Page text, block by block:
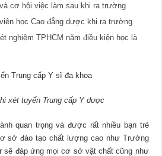
cơ hội việc làm sau khi ra trường
học Cao đẳng dược khi ra trường
nghiệm TPHCM năm điều kiện học là
xét tuyển Trung cấp Y dược
quan trọng và được rất nhiều bạn trẻ
sở đào tạo chất lượng cao như Trường
sẽ đáp ứng mọi cơ sở vật chất cũng như